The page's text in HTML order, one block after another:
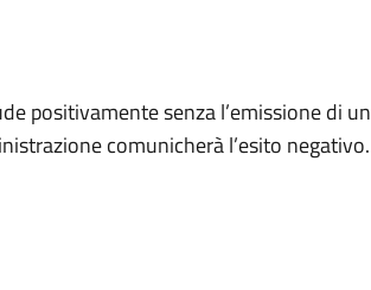
positivamente senza l’emissione di un
comunicherà l’esito negativo.